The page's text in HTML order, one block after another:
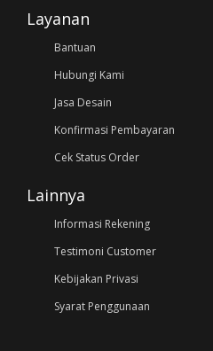
Layanan
Bantuan
Hubungi Kami
Jasa Desain
Konfirmasi Pembayaran
Cek Status Order
Lainnya
Informasi Rekening
Testimoni Customer
Kebijakan Privasi
Syarat Penggunaan